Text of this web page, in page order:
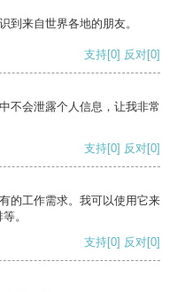
到来自世界各地的朋友。
支持[0] 反对[0]
不会泄露个人信息，让我非常
支持[0] 反对[0]
的工作需求。我可以使用它来
。
支持[0] 反对[0]